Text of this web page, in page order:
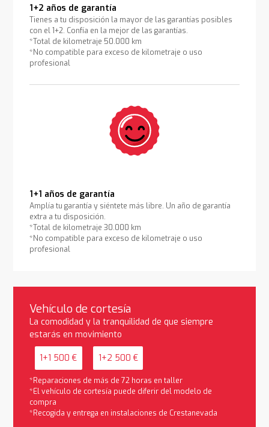
1+2 años de garantía
Tienes a tu disposición la mayor de las garantías posibles
con el 1+2. Confía en la mejor de las garantías.
*Total de kilometraje 50.000 km
*No compatible para exceso de kilometraje o uso
profesional
1+1 años de garantía
Amplía tu garantía y siéntete más libre. Un año de garantía
extra a tu disposición.
*Total de kilometraje 30.000 km
*No compatible para exceso de kilometraje o uso
profesional
Vehículo de cortesía
La comodidad y la tranquilidad de que siempre
estarás en movimiento
1+1 500 € 1+2 500 €
*Reparaciones de más de 72 horas en taller
*El vehículo de cortesía puede diferir del modelo de
compra
*Recogida y entrega en instalaciones de Crestanevada